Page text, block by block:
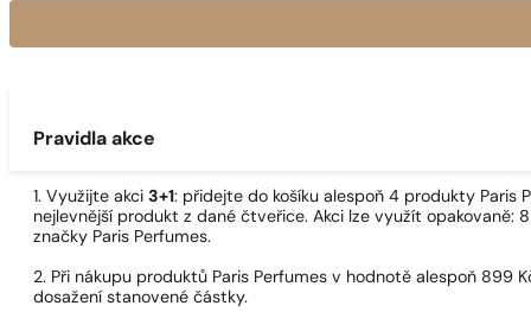
Pravidla akce
1. Využijte akci 3+1: přidejte do košíku alespoň 4 produkty
nejlevnější produkt z dané čtveřice. Akci lze využít opakovaně:
značky Paris Perfumes.
2. Při nákupu produktů Paris Perfumes v hodnotě alespoň
dosažení stanovené částky.